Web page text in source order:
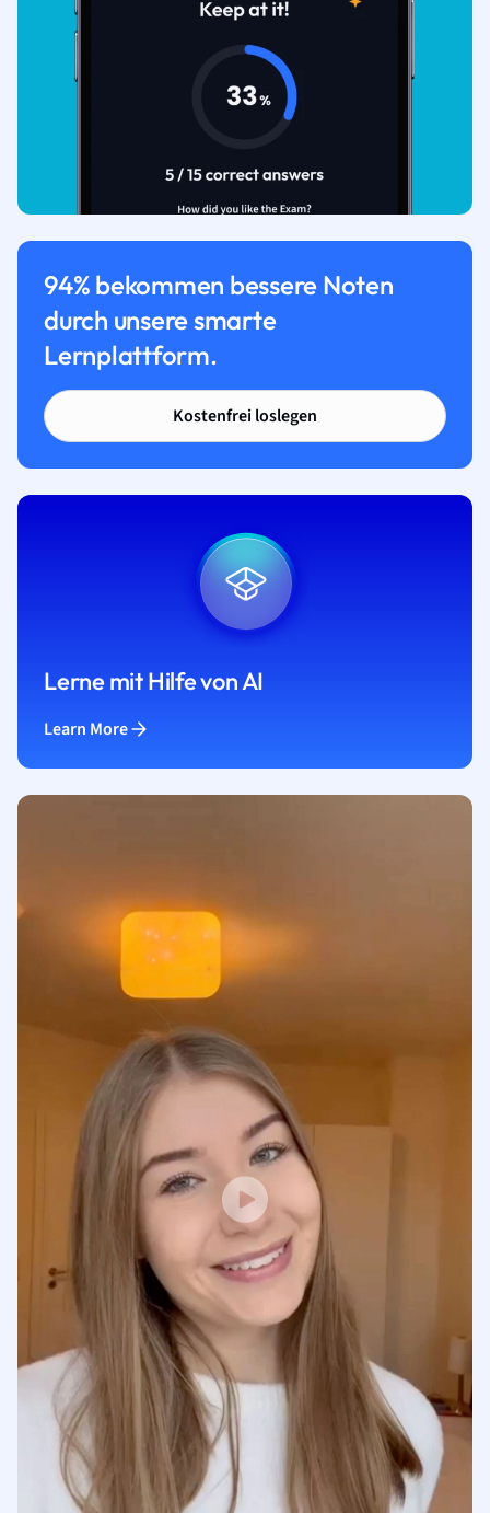
94% bekommen bessere Noten
durch unsere smarte
Lernplattform.
Kostenfrei loslegen
Lerne mit Hilfe von AI
Learn More